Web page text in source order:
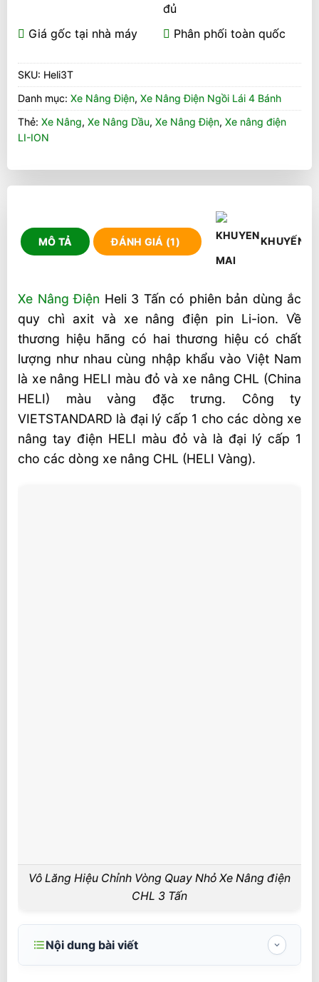
đủ
Giá gốc tại nhà máy
Phân phối toàn quốc
SKU: Heli3T
Danh mục: Xe Nâng Điện, Xe Nâng Điện Ngồi Lái 4 Bánh
Thẻ: Xe Nâng, Xe Nâng Dầu, Xe Nâng Điện, Xe nâng điện
LI-ION
MÔ TẢ ĐÁNH GIÁ (1) KHUYẾN
Xe Nâng Điện Heli 3 Tấn có phiên bản dùng ắc
quy chì axit và xe nâng điện pin Li-ion. Về
thương hiệu hãng có hai thương hiệu có chất
lượng như nhau cùng nhập khẩu vào Việt Nam
là xe nâng HELI màu đỏ và xe nâng CHL (China
HELI) màu vàng đặc trưng. Công ty
VIETSTANDARD là đại lý cấp 1 cho các dòng xe
nâng tay điện HELI màu đỏ và là đại lý cấp 1
cho các dòng xe nâng CHL (HELI Vàng).
Vô Lăng Hiệu Chỉnh Vòng Quay Nhỏ Xe Nâng điện
CHL 3 Tấn
Nội dung bài viết